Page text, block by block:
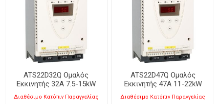
ATS22D32Q Ομαλός
Εκκινητής 32A 7.5-15kW
230-440V
Διαθέσιμο Κατόπιν Παραγγελίας
ATS22D47Q Ομαλός
Εκκινητής 47A 11-22kW
230-440V
Διαθέσιμο Κατόπιν Παραγγελίας